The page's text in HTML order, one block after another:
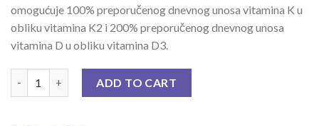
omogućuje 100% preporučenog dnevnog unosa vitamina K u
obliku vitamina K2 i 200% preporučenog dnevnog unosa
vitamina D u obliku vitamina D3.
ADD TO CART